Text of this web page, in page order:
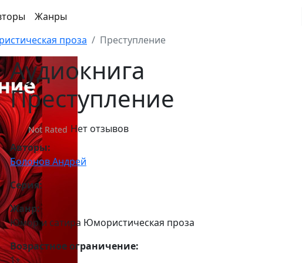
Жанры
проза Преступление
Аудиокнига
Преступление
Not Rated Нет отзывов
Авторы:
Болонов Андрей
Серия:
Жанр:
Юмор и сатира Юмористическая проза
Возрастное ограничение:
1+